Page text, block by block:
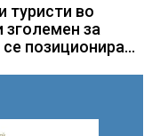
туристи во
зголемен за
се позиционира